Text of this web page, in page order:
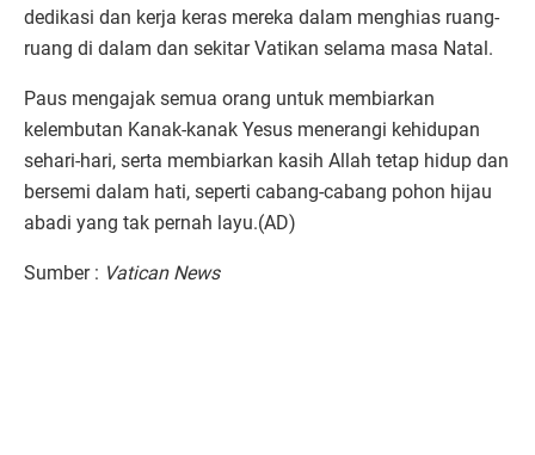
dedikasi dan kerja keras mereka dalam menghias ruang-
ruang di dalam dan sekitar Vatikan selama masa Natal.
Paus mengajak semua orang untuk membiarkan
kelembutan Kanak-kanak Yesus menerangi kehidupan
sehari-hari, serta membiarkan kasih Allah tetap hidup dan
bersemi dalam hati, seperti cabang-cabang pohon hijau
abadi yang tak pernah layu.(AD)
Sumber : Vatican News